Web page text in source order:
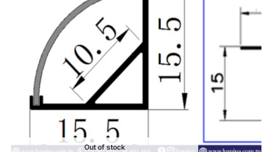
Out of stock